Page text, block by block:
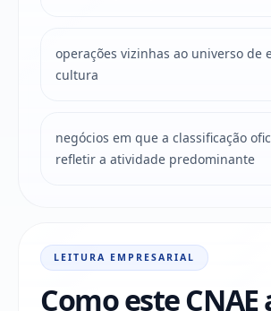
operações vizinhas ao universo de
cultura
negócios em que a classificação
refletir a atividade predominante
LEITURA EMPRESARIAL
Como este CNAE